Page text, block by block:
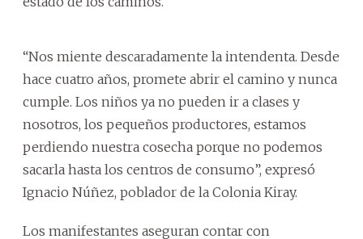
“Nos miente descaradamente la intendenta. Desde
hace cuatro años, promete abrir el camino y nunca
cumple. Los niños ya no pueden ir a clases y
nosotros, los pequeños productores, estamos
perdiendo nuestra cosecha porque no podemos
sacarla hasta los centros de consumo”, expresó
Ignacio Núñez, poblador de la Colonia Kiray.
Los manifestantes aseguran contar con